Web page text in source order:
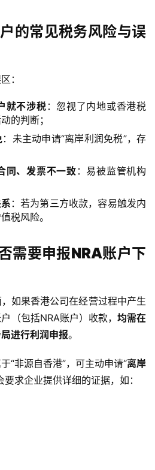
的常见税务风险与误
：
就不涉税 ：忽视了内地或香港税
的判断；
：未主动申请“离岸利润免税”，存
同、发票不一致 ：易被监管机构
：若为第三方收款，容易触发内
税风险。
需要申报NRA账户下
如果香港公司在经营过程中产生
（包括NRA账户）收款， 均需在
进行利润申报。
“非源自香港”，可主动申请“离岸
要求企业提供详细的证据，如：